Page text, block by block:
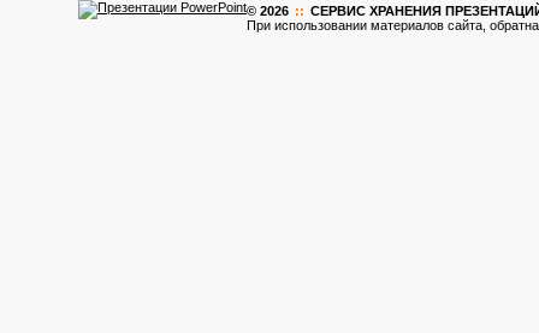
© 2026 :: CЕРВИС ХРАНЕНИЯ ПРЕЗЕНТАЦИЙ
При использовании материалов сайта,